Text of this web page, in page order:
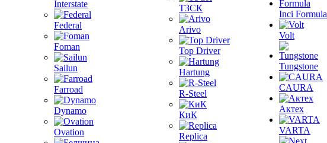
Interstate
Federal
Foman
Sailun
Farroad
Dynamo
Ovation
ТЗСК
Arivo
Top Driver
Hartung
R-Steel
КиК
Replica
Inci Formula
Volt
Tungstone
CAURA
Актех
VARTA